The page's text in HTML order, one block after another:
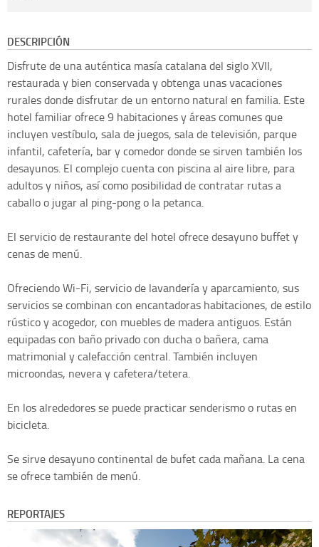
DESCRIPCIÓN
Disfrute de una auténtica masía catalana del siglo XVII,
restaurada y bien conservada y obtenga unas vacaciones
rurales donde disfrutar de un entorno natural en familia. Este
hotel familiar ofrece 9 habitaciones y áreas comunes que
incluyen vestíbulo, sala de juegos, sala de televisión, parque
infantil, cafetería, bar y comedor donde se sirven también los
desayunos. El complejo cuenta con piscina al aire libre, para
adultos y niños, así como posibilidad de contratar rutas a
caballo o jugar al ping-pong o la petanca.
El servicio de restaurante del hotel ofrece desayuno buffet y
cenas de menú.
Ofreciendo Wi-Fi, servicio de lavandería y aparcamiento, sus
servicios se combinan con encantadoras habitaciones, de estilo
rústico y acogedor, con muebles de madera antiguos. Están
equipadas con baño privado con ducha o bañera, cama
matrimonial y calefacción central. También incluyen
microondas, nevera y cafetera/tetera.
En los alrededores se puede practicar senderismo o rutas en
bicicleta.
Se sirve desayuno continental de bufet cada mañana. La cena
se ofrece también de menú.
REPORTAJES